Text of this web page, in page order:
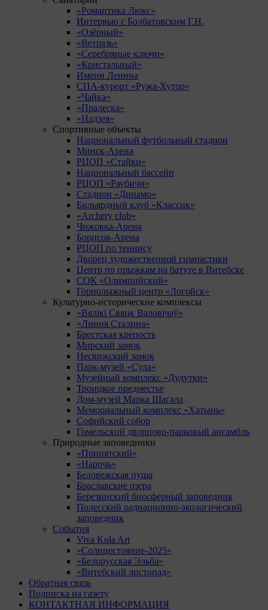
«Романтика Люкс»
Интервью с Болбатовским Г.Н.
«Озёрный»
«Ветразь»
«Серебряные ключи»
«Кристальный»
Имени Ленина
СПА-курорт «Ружа-Хутор»
«Чайка»
«Пралеска»
«Надзея»
Спортивные объекты
Национальный футбольный стадион
Минск-Арена
РЦОП «Стайки»
Национальный бассейн
РЦОП «Раубичи»
Стадион «Динамо»
Бильярдный клуб «Классик»
«Archery club»
Чижовка-Арена
Борисов-Арена
РЦОП по теннису
Дворец художественной гимнастики
Центр по прыжкам на батуте в Витебске
СОК «Олимпийский»
Горнолыжный центр «Логойск»
Культурно-исторические комплексы
«Вялікі Свяцк Валовічаў»
«Линия Сталина»
Брестская крепость
Мирский замок
Несвижский замок
Парк-музей «Сула»
Музейный комплекс «Дудутки»
Троицкое предместье
Дом-музей Марка Шагала
Мемориальный комплекс «Хатынь»
Софийский собор
Гомельский дворцово-парковый ансамбль
Природные заповедники
«Припятский»
«Нарочь»
Беловежская пуща
Браславские озера
Березинский биосферный заповедник
Полесский радиационно-экологический
заповедник
События
Viva Kola Art
«Солнцестояние-2025»
«Белорусская Эльба»
«Витебский листопад»
Обратная связь
Подписка на газету
КОНТАКТНАЯ ИНФОРМАЦИЯ